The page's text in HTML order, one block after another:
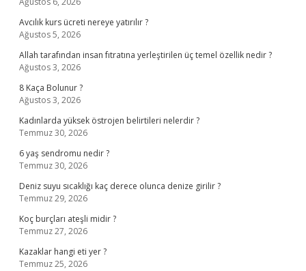
Avcılık kurs ücreti nereye yatırılır ?
Ağustos 5, 2026
Allah tarafından insan fıtratına yerleştirilen üç temel özellik nedir ?
Ağustos 3, 2026
8 Kaça Bolunur ?
Ağustos 3, 2026
Kadınlarda yüksek östrojen belirtileri nelerdir ?
Temmuz 30, 2026
6 yaş sendromu nedir ?
Temmuz 30, 2026
Deniz suyu sıcaklığı kaç derece olunca denize girilir ?
Temmuz 29, 2026
Koç burçları ateşli midir ?
Temmuz 27, 2026
Kazaklar hangi eti yer ?
Temmuz 25, 2026